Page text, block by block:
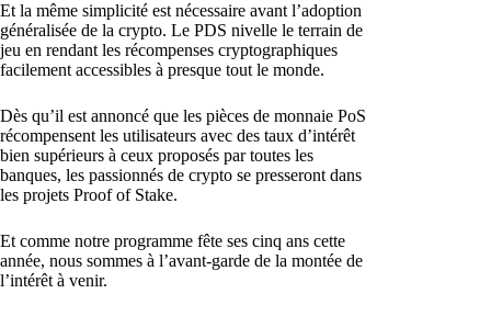
Et la même simplicité est nécessaire avant l’adoption
généralisée de la crypto. Le PDS nivelle le terrain de
jeu en rendant les récompenses cryptographiques
facilement accessibles à presque tout le monde.
Dès qu’il est annoncé que les pièces de monnaie PoS
récompensent les utilisateurs avec des taux d’intérêt
bien supérieurs à ceux proposés par toutes les
banques, les passionnés de crypto se presseront dans
les projets Proof of Stake.
Et comme notre programme fête ses cinq ans cette
année, nous sommes à l’avant-garde de la montée de
l’intérêt à venir.